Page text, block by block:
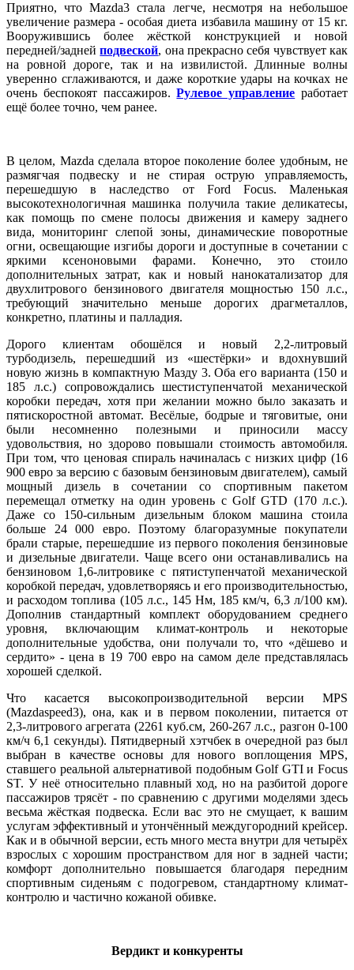
Приятно, что Mazda3 стала легче, несмотря на небольшое
увеличение размера - особая диета избавила машину от 15 кг.
Вооружившись более жёсткой конструкцией и новой
передней/заднейподвеской, она прекрасно себя чувствует как
на ровной дороге, так и на извилистой. Длинные волны
уверенно сглаживаются, и даже короткие удары на кочках не
очень беспокоят пассажиров.Рулевое управление работает
ещё более точно, чем ранее.
В целом, Mazda сделала второе поколение более удобным, не
размягчая подвеску и не стирая острую управляемость,
перешедшую в наследство от Ford Focus. Маленькая
высокотехнологичная машинка получила такие деликатесы,
как помощь по смене полосы движения и камеру заднего
вида, мониторинг слепой зоны, динамические поворотные
огни, освещающие изгибы дороги и доступные в сочетании с
яркими ксеноновыми фарами. Конечно, это стоило
дополнительных затрат, как и новый нанокатализатор для
двухлитрового бензинового двигателя мощностью 150 л.с.,
требующий значительно меньше дорогих драгметаллов,
конкретно, платины и палладия.
Дорого клиентам обошёлся и новый 2,2-литровый
турбодизель, перешедший из «шестёрки» и вдохнувший
новую жизнь в компактную Мазду 3. Оба его варианта (150 и
185 л.с.) сопровождались шестиступенчатой механической
коробки передач, хотя при желании можно было заказать и
пятискоростной автомат. Весёлые, бодрые и тяговитые, они
были несомненно полезными и приносили массу
удовольствия, но здорово повышали стоимость автомобиля.
При том, что ценовая спираль начиналась с низких цифр (16
900 евро за версию с базовым бензиновым двигателем), самый
мощный дизель в сочетании со спортивным пакетом
перемещал отметку на один уровень с Golf GTD (170 л.с.).
Даже со 150-сильным дизельным блоком машина стоила
больше 24 000 евро. Поэтому благоразумные покупатели
брали старые, перешедшие из первого поколения бензиновые
и дизельные двигатели. Чаще всего они останавливались на
бензиновом 1,6-литровике с пятиступенчатой механической
коробкой передач, удовлетворяясь и его производительностью,
и расходом топлива (105 л.с., 145 Нм, 185 км/ч, 6,3 л/100 км).
Дополнив стандартный комплект оборудованием среднего
уровня, включающим климат-контроль и некоторые
дополнительные удобства, они получали то, что «дёшево и
сердито» - цена в 19 700 евро на самом деле представлялась
хорошей сделкой.
Что касается высокопроизводительной версии MPS
(Mazdaspeed3), она, как и в первом поколении, питается от
2,3-литрового агрегата (2261 куб.см, 260-267 л.с., разгон 0-100
км/ч 6,1 секунды). Пятидверный хэтчбек в очередной раз был
выбран в качестве основы для нового воплощения MPS,
ставшего реальной альтернативой подобным Golf GTI и Focus
ST. У неё относительно плавный ход, но на разбитой дороге
пассажиров трясёт - по сравнению с другими моделями здесь
весьма жёсткая подвеска. Если вас это не смущает, к вашим
услугам эффективный и утончённый междугородний крейсер.
Как и в обычной версии, есть много места внутри для четырёх
взрослых с хорошим пространством для ног в задней части;
комфорт дополнительно повышается благодаря передним
спортивным сиденьям с подогревом, стандартному климат-
контролю и частично кожаной обивке.
Вердикт и конкуренты